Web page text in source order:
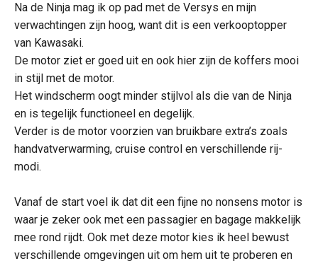
Na de Ninja mag ik op pad met de Versys en mijn
verwachtingen zijn hoog, want dit is een verkooptopper
van Kawasaki.
De motor ziet er goed uit en ook hier zijn de koffers mooi
in stijl met de motor.
Het windscherm oogt minder stijlvol als die van de Ninja
en is tegelijk functioneel en degelijk.
Verder is de motor voorzien van bruikbare extra’s zoals
handvatverwarming, cruise control en verschillende rij-
modi.
Vanaf de start voel ik dat dit een fijne no nonsens motor is
waar je zeker ook met een passagier en bagage makkelijk
mee rond rijdt. Ook met deze motor kies ik heel bewust
verschillende omgevingen uit om hem uit te proberen en